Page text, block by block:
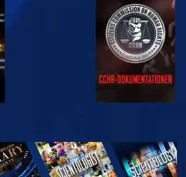
ANSEHEN
SERIE
ENTDECKEN